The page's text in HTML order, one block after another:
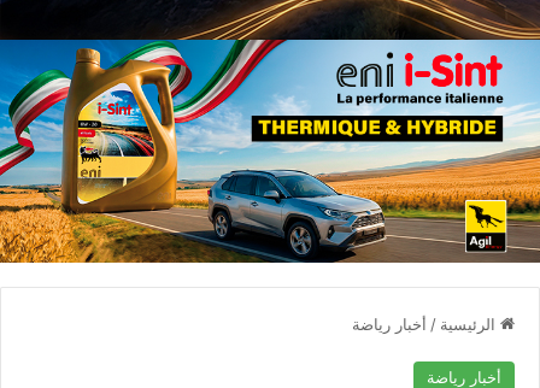
الرئيسية / أخبار رياضة
أخبار رياضة